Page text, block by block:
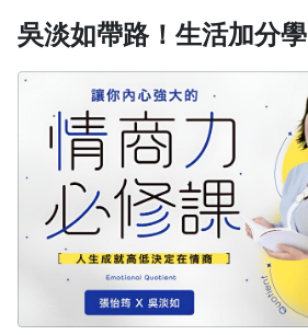
吳淡如帶路！生活加分學